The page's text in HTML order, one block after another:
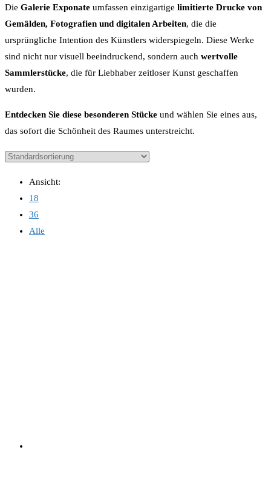
Die Galerie Exponate umfassen einzigartige limitierte Drucke von
Gemälden, Fotografien und digitalen Arbeiten, die die
ursprüngliche Intention des Künstlers widerspiegeln. Diese Werke
sind nicht nur visuell beeindruckend, sondern auch wertvolle
Sammlerstücke, die für Liebhaber zeitloser Kunst geschaffen
wurden.
Entdecken Sie diese besonderen Stücke und wählen Sie eines aus,
das sofort die Schönheit des Raumes unterstreicht.
Ansicht:
18
36
Alle